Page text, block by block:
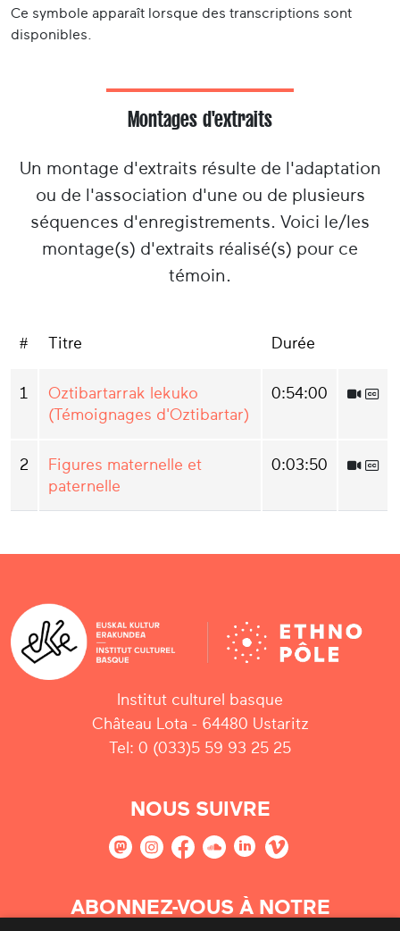
Ce symbole apparaît lorsque des transcriptions sont
disponibles.
Montages d'extraits
Un montage d'extraits résulte de l'adaptation
ou de l'association d'une ou de plusieurs
séquences d'enregistrements. Voici le/les
montage(s) d'extraits réalisé(s) pour ce
témoin.
# Titre Durée
1
Oztibartarrak lekuko
(Témoignages d'Oztibartar)
0:54:00
2
Figures maternelle et
paternelle
0:03:50
Institut culturel basque
Château Lota - 64480 Ustaritz
Tel: 0 (033)5 59 93 25 25
NOUS SUIVRE
ABONNEZ-VOUS À NOTRE